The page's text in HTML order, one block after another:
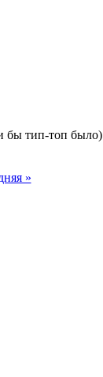
бы тип-топ было)
»